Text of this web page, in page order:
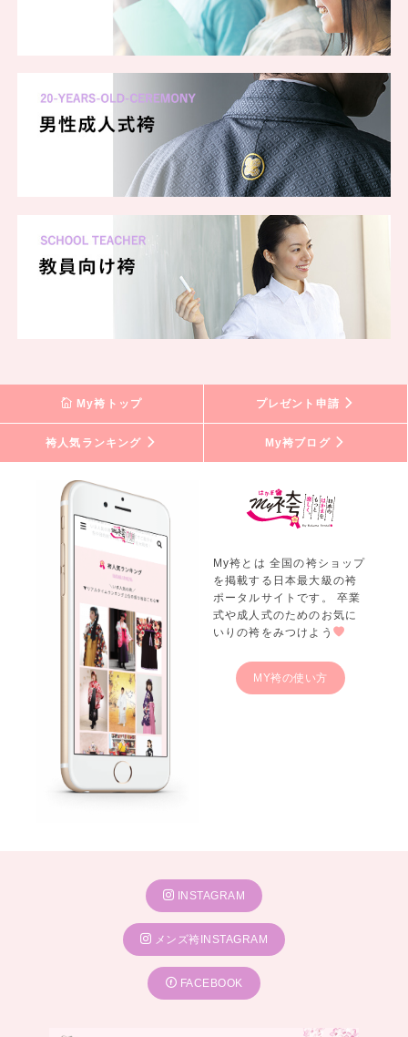
My袴トップ プレゼント申請
袴人気ランキング My袴ブログ
My袴とは 全国の袴ショップ
を掲載する日本最大級の袴
ポータルサイトです。 卒業
式や成人式のためのお気に
いりの袴をみつけよう
MY袴の使い方
INSTAGRAM
メンズ袴INSTAGRAM
FACEBOOK